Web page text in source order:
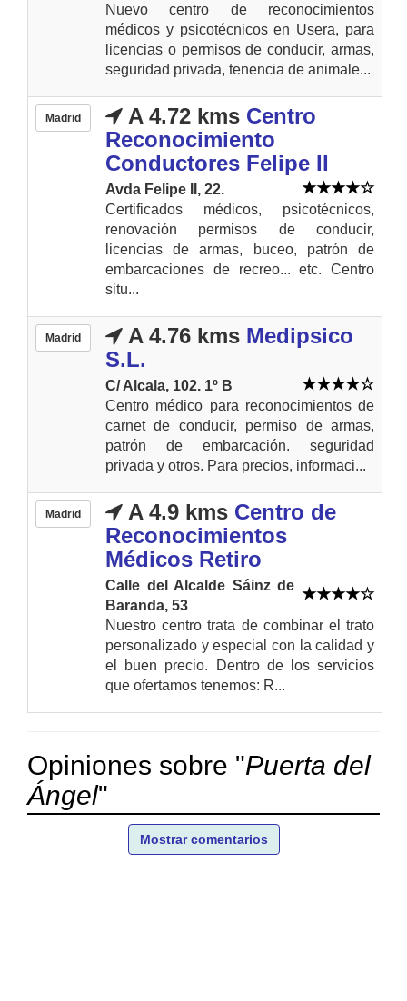
Nuevo centro de reconocimientos
médicos y psicotécnicos en Usera, para
licencias o permisos de conducir, armas,
seguridad privada, tenencia de animale...
Madrid A 4.72 kms Centro
Reconocimiento
Conductores Felipe II
Avda Felipe II, 22.
Certificados médicos, psicotécnicos,
renovación permisos de conducir,
licencias de armas, buceo, patrón de
embarcaciones de recreo... etc. Centro
situ...
Madrid A 4.76 kms Medipsico
S.L.
C/ Alcala, 102. 1º B
Centro médico para reconocimientos de
carnet de conducir, permiso de armas,
patrón de embarcación. seguridad
privada y otros. Para precios, informaci...
Madrid A 4.9 kms Centro de
Reconocimientos
Médicos Retiro
Calle del Alcalde Sáinz de
Baranda, 53
Nuestro centro trata de combinar el trato
personalizado y especial con la calidad y
el buen precio. Dentro de los servicios
que ofertamos tenemos: R...
Opiniones sobre "Puerta del
Ángel"
Mostrar comentarios